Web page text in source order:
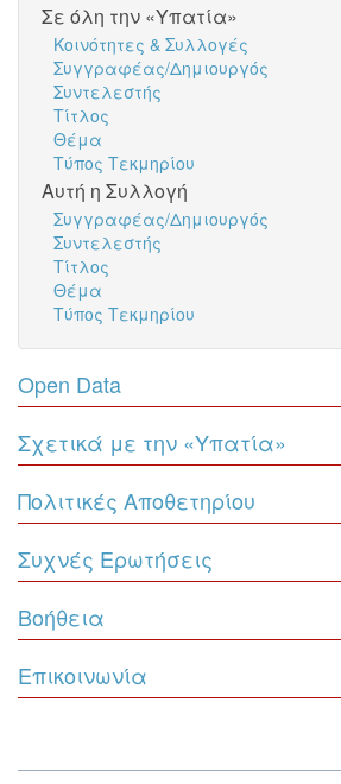
Σε όλη την «Υπατία»
Κοινότητες & Συλλογές
Συγγραφέας/Δημιουργός
Συντελεστής
Τίτλος
Θέμα
Τύπος Τεκμηρίου
Αυτή η Συλλογή
Συγγραφέας/Δημιουργός
Συντελεστής
Τίτλος
Θέμα
Τύπος Τεκμηρίου
Open Data
Σχετικά με την «Υπατία»
Πολιτικές Αποθετηρίου
Συχνές Ερωτήσεις
Βοήθεια
Επικοινωνία